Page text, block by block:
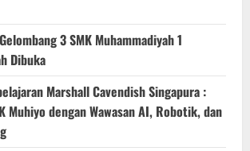
3 SMK Muhammadiyah 1
Dibuka
Marshall Cavendish Singapura :
Muhiyo dengan Wawasan AI, Robotik, dan